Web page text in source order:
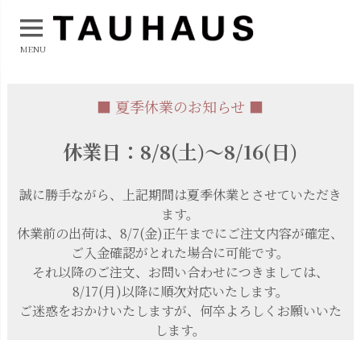
MENU
■ 夏季休業のお知らせ ■
休業日：8/8(土)～8/16(日)
誠に勝手ながら、上記期間は夏季休業とさせていただき
ます。
休業前の出荷は、8/7(金)正午までにご注文内容が確定、
ご入金確認がとれた場合に可能です。
それ以降のご注文、お問い合わせにつきましては、
8/17(月)以降に順次対応いたします。
ご迷惑をおかけいたしますが、何卒よろしくお願いいた
します。